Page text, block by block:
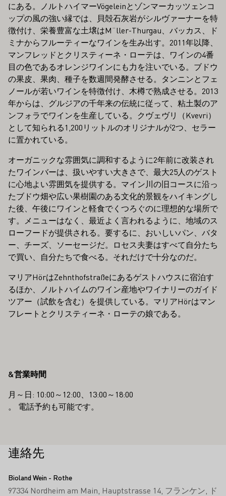
にある。ノルトハイマーVögeleinとゾンマーカッツェンコ
ップの風の強い縁では、貝殻石灰岩がシルヴァーナーを特
徴付け、栄養豊富な土壌はM¨ller-Thurgau、バッカス、ド
ミナからフルーティーなワインを生み出す。2011年以降、
マンフレッドとクリスティーネ・ローテは、ワインの4番
目の色であるオレンジワインにも力を注いでいる。ブドウ
の果皮、果肉、種子を数週間発酵させる。タンニンとフェ
ノールが若いワインを特徴付け、木樽で熟成させる。2013
年からは、グルジアの千年来の伝統に従って、粘土製のア
ンフォラでワインを生産している。クヴェヴリ（Kvevri）
として知られる1,200リットルのオリジナルが2つ、セラー
に置かれている。
オーガニックな雰囲気に調和するように2年前に改装され
たワインバーは、扱いやすい大きさで、最大25人のゲスト
に心地よい雰囲気を提供する。マイン川の旧コースに沿っ
たブドウ畑や広い果樹園のある文化的景観をハイキングし
た後、午後にワインと軽食でくつろぐのに理想的な場所で
す。メニューはなく、最近よく言われるように、地域のス
ローフードが提供される。要するに、おいしいパン、バタ
ー、チーズ、ソーセージだ。ロセス夫妻はすべて自分たち
で買い、自分たちで食べる。それだけで十分なのだ。
マリアHörはZehnthofstraßeにあるゲストハウスに宿泊す
るほか、ノルトハイムのワイン産地やワイナリーのガイド
ツアー（試飲を含む）を提供している。マリアHörはマン
フレートとクリスティーネ・ローテの娘である。
&営業時間
月～日: 10:00～12:00、13:00～18:00
。 電話予約も可能です。
連絡先
Bioland Wein - Rothe
97334 Nordheim am Main Hauptstrasse 14 フランケン ド